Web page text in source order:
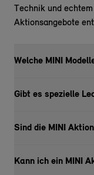
Technik und
Aktionsangebote
Welche MINI
Gibt es spezielle
Sind die MINI
Kann ich ein MINI